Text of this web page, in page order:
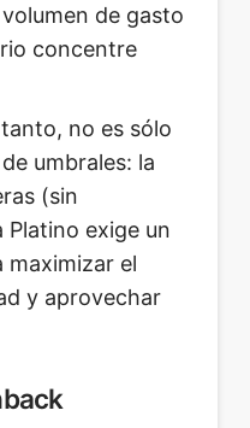
de gasto
concentre
no es sólo
umbrales: la
(sin
Platino exige un
maximizar el
y aprovechar